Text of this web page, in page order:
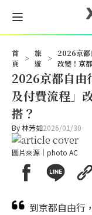
首
頁
>
旅
遊
>
2026京都
改變！京
2026京都自由
及付費流程」
搭？
By林芳如2026/01/30
圖片來源｜photo AC
到京都自由行